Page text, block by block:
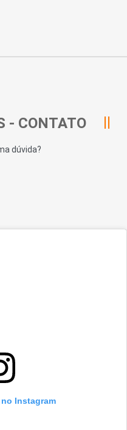
- CONTATO
dúvida?
Instagram